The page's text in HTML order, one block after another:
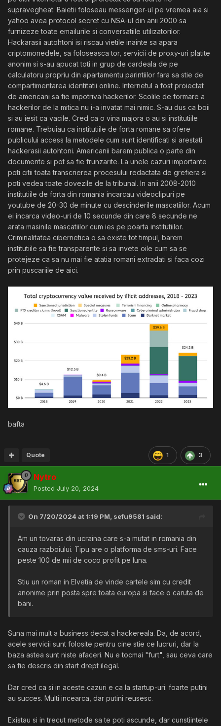
supravegheat. Baietii foloseau messenger-ul pe vremea aia si
yahoo avea protocol secret cu NSA-ul din anii 2000 sa
furnizeze toate emailurile si conversatiile utilizatorilor.
Hackarasii autohtoni isi riscau vietile inainte sa apara
criptomonedele, sa foloseasca tor, servicii de proxy-uri platite
anonim si s-au apucat toti in grup de cardeala de pe
calculatoru propriu din apartamentu parintiilor fara sa stie de
compartimentarea identitatii online. Internetul a fost proiectat
de americani sa fie impotriva hackerilor. Scolile de formare a
hackerilor de la mitica nu i-a invatat mai nimic. S-au dus ca boii
si au iesit ca vacile. Cred ca o vina majora o au si institutiile
romane. Trebuiau ca institutiile de forta romane sa ofere
publicului access la metodele cum sunt identificati si arestati
hackerasii autohtoni. Americanii barem publica o parte din
documente si pot sa fie frunzarite. La unele cazuri importante
poti citii toata transcrierea procesului redactata de grefiera si
poti vedea toate dovezile de la tribunal. In anii 2008-2010
institutiile de forta din romania incarcau videoclipuri pe
youtube de 20-30 de minute cu descinderile mascatiilor. Acum
ei incarca video-uri de 10 secunde din care 8 secunde ne
arata masinile mascatiilor cum ies pe poarta institutiilor.
Criminalitatea cibernetica o sa existe tot timpul, barem
institutiile sa fie transparente si sa invete oile cum sa se
protejeze ca sa nu mai fie atatia romani extradati si faca cozi
prin puscariile de aici.
bafta
1 3
Quote
Nytro
Posted July 20, 2024
On 7/20/2024 at 1:19 PM, sefu9581 said:
Am un tovaras din ucraina care s-a mutat in romania din
cauza razboiului. Tipu are o platforma de sms-uri. Face
peste 100 de mii de coco profit pe luna.
Stiu un roman in Elvetia de vinde cartele sim cu credit
anonime prin posta spre toata europa si face o caruta de
bani.
Suna mai mult a business decat a hackereala. Da, de acord,
acele servicii sunt folosite pentru cine stie ce lucruri, dar la
baza astea sunt niste afaceri. Nu e tocmai "furt", sau ceva care
sa fie descris din start drept ilegal.
Dar cred ca si in aceste cazuri e ca la startup-uri: foarte putini
au succes. Multi incearca, dar putini reusesc.
Existau si in trecut metode sa te poti ascunde, dar cunstiintele